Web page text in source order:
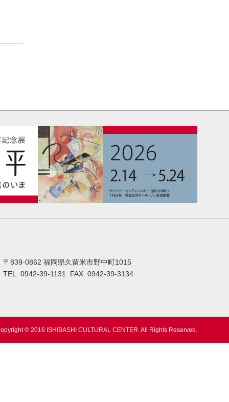
〒839-0862 福岡県久留米市野中町1015
TEL: 0942-39-1131 FAX: 0942-39-3134
© 2016 ISHIBASHI CULTURAL CENTER. All Rights Reserved.